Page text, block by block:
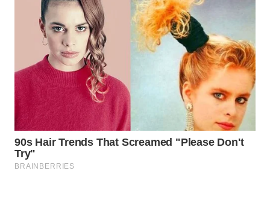
NET
WAHANA
SPORT
WAHANA
UMKM
WAHANA
SELEB
WAHANA